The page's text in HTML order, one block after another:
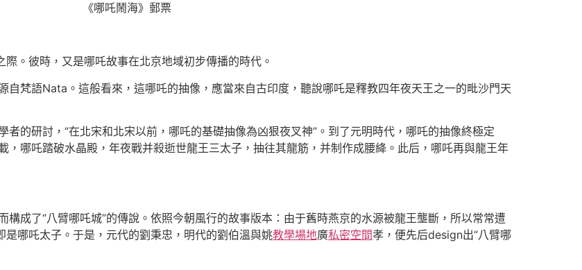
《哪吒鬧海》郵票
。彼時，又是哪吒故事在北京地域初步傳播的時代。
自梵語Nata。這般看來，這哪吒的抽像，應當來自古印度，聽說哪吒是釋教四年夜天王之一的毗沙門天
的研討，“在北宋和北宋以前，哪吒的基礎抽像為凶狠夜叉神”。到了元明時代，哪吒的抽像終極定
，哪吒踏破水晶殿，年夜戰并殺逝世龍王三太子，抽往其龍筋，并制作成腰絳。此后，哪吒再與龍王年
成了“八臂哪吒城”的傳說。依照今朝風行的故事版本：由于舊時燕京的水源被龍王壟斷，所以常常遭
哪吒太子。于是，元代的劉秉忠，明代的劉伯溫與姚教學場地廣私密空間孝，便先后design出“八臂哪